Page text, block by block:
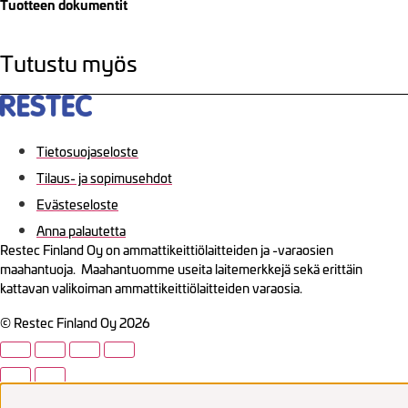
Tuotteen dokumentit
Tutustu myös
Tietosuojaseloste
Tilaus- ja sopimusehdot
Evästeseloste
Anna palautetta
Restec Finland Oy on ammattikeittiölaitteiden ja -varaosien
maahantuoja. Maahantuomme useita laitemerkkejä sekä erittäin
kattavan valikoiman ammattikeittiölaitteiden varaosia.
© Restec Finland Oy 2026